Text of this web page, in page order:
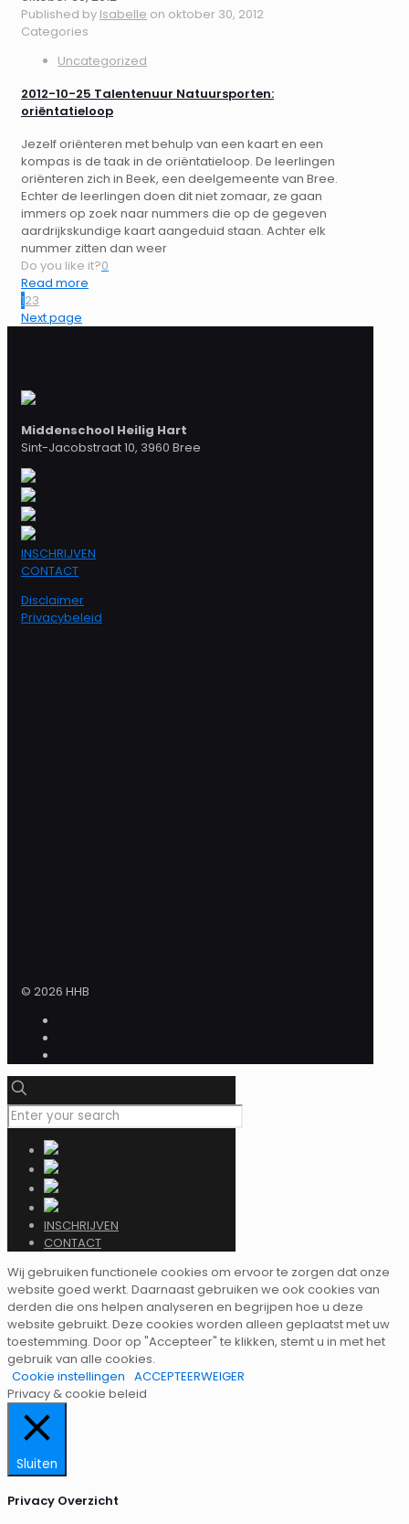
Published by Isabelle on oktober 30, 2012
Categories
Uncategorized
2012-10-25 Talentenuur Natuursporten:
oriëntatieloop
Jezelf oriënteren met behulp van een kaart en een
kompas is de taak in de oriëntatieloop. De leerlingen
oriënteren zich in Beek, een deelgemeente van Bree.
Echter de leerlingen doen dit niet zomaar, ze gaan
immers op zoek naar nummers die op de gegeven
aardrijkskundige kaart aangeduid staan. Achter elk
nummer zitten dan weer
Do you like it?0
Read more
123
Next page
Middenschool Heilig Hart
Sint-Jacobstraat 10, 3960 Bree
INSCHRIJVEN
CONTACT
Disclaimer
Privacybeleid
© 2026 HHB
INSCHRIJVEN
CONTACT
Wij gebruiken functionele cookies om ervoor te zorgen dat onze
website goed werkt. Daarnaast gebruiken we ook cookies van
derden die ons helpen analyseren en begrijpen hoe u deze
website gebruikt. Deze cookies worden alleen geplaatst met uw
toestemming. Door op "Accepteer" te klikken, stemt u in met het
gebruik van alle cookies.
Cookie instellingen ACCEPTEERWEIGER
Privacy & cookie beleid
Sluiten
Privacy Overzicht